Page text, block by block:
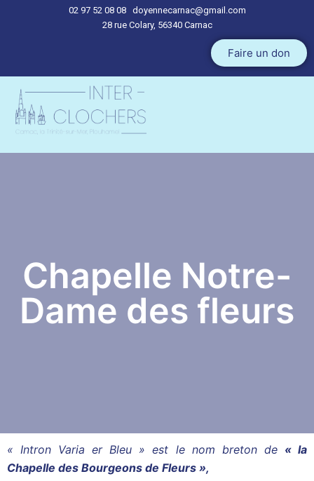
contenu
02 97 52 08 08
doyennecarnac@gmail.com
28 rue Colary, 56340 Carnac
Faire un don
Chapelle Notre-
Dame des fleurs
« Intron Varia er Bleu » est le nom breton de « la
Chapelle des Bourgeons de Fleurs »,